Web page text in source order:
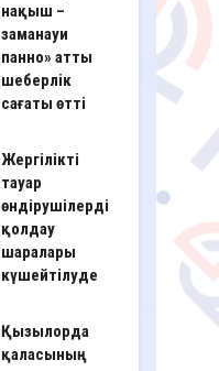
нақыш –
заманауи
панно» атты
шеберлік
сағаты өтті
Жергілікті
тауар
өндірушілерді
қолдау
шаралары
күшейтілуде
Қызылорда
қаласының